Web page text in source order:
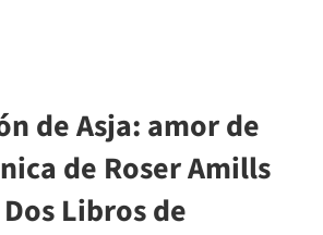
de Asja: amor de
de Roser Amills
Libros de